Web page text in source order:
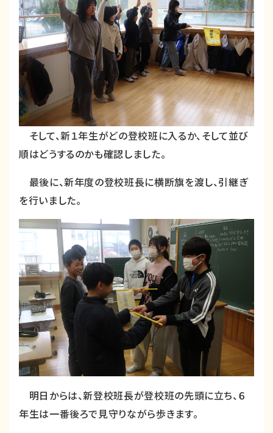
そして、新１年生がどの登校班に入るか、そして並び
順はどうするのかも確認しました。
最後に、新年度の登校班長に横断旗を渡し、引継ぎ
を行いました。
明日からは、新登校班長が登校班の先頭に立ち、６
年生は一番後ろで見守りながら歩きます。